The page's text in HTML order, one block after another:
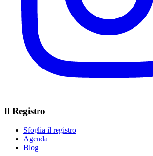
Il Registro
Sfoglia il registro
Agenda
Blog